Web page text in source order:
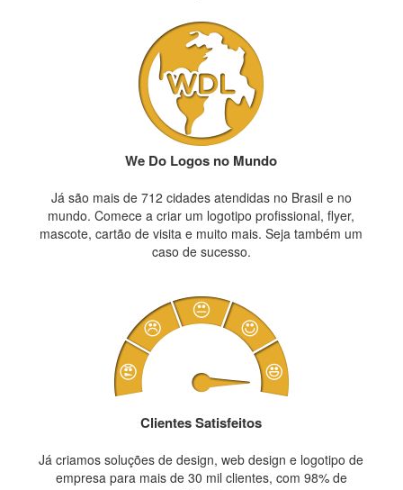
We Do Logos no Mundo
Já são mais de 712 cidades atendidas no Brasil e no
mundo. Comece a criar um logotipo profissional, flyer,
mascote, cartão de visita e muito mais. Seja também um
caso de sucesso.
Clientes Satisfeitos
Já criamos soluções de design, web design e logotipo de
empresa para mais de 30 mil clientes, com 98% de